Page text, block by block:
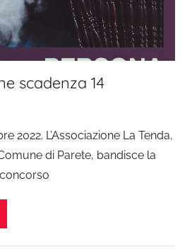
scadenza 14
2022. L’Associazione La Tenda,
di Parete, bandisce la